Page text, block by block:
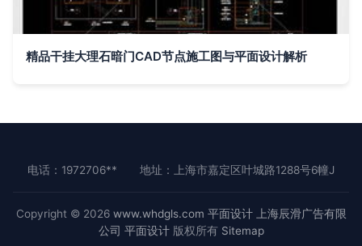
精品干挂大理石暗门CAD节点施工图与平面设计解析
电话：1972706** 地址：上海市嘉定区叶城路1288号6幢J
Copyright © 2026 www.whdgls.com 平面设计
上海辰滑广告有限
公司 平面设计版权所有 Sitemap